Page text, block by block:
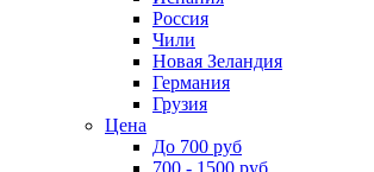
Россия
Чили
Новая Зеландия
Германия
Грузия
Цена
До 700 руб
700 - 1500 руб